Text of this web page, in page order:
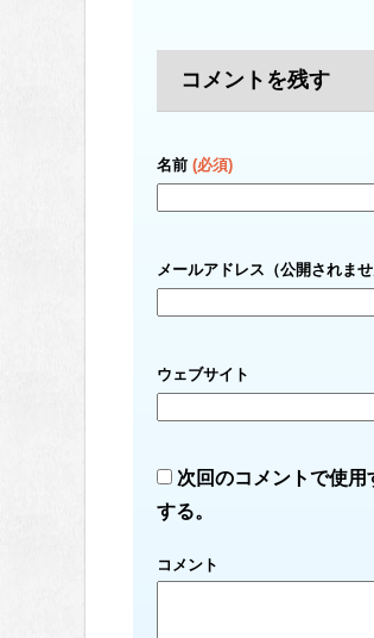
コメントを残す
名前 (必須)
メールアドレス（公開されませ
ウェブサイト
次回のコメントで使
する。
コメント